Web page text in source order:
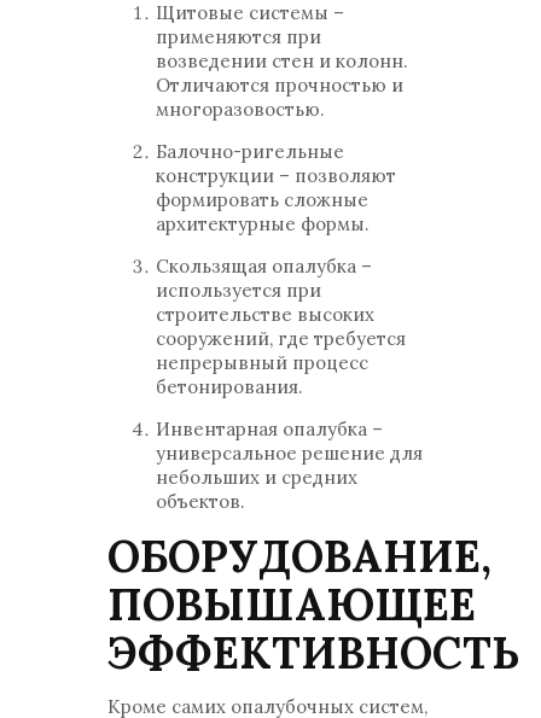
Щитовые системы –
применяются при
возведении стен и колонн.
Отличаются прочностью и
многоразовостью.
Балочно-ригельные
конструкции – позволяют
формировать сложные
архитектурные формы.
Скользящая опалубка –
используется при
строительстве высоких
сооружений, где требуется
непрерывный процесс
бетонирования.
Инвентарная опалубка –
универсальное решение для
небольших и средних
объектов.
ОБОРУДОВАНИЕ,
ПОВЫШАЮЩЕЕ
ЭФФЕКТИВНОСТЬ
Кроме самих опалубочных систем,